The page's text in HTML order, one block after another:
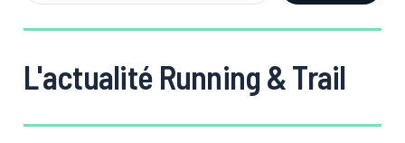
L'actualité Running & Trail